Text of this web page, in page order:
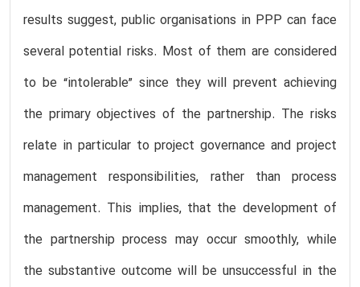
results suggest, public organisations in PPP can face
several potential risks. Most of them are considered
to be “intolerable” since they will prevent achieving
the primary objectives of the partnership. The risks
relate in particular to project governance and project
management responsibilities, rather than process
management. This implies, that the development of
the partnership process may occur smoothly, while
the substantive outcome will be unsuccessful in the